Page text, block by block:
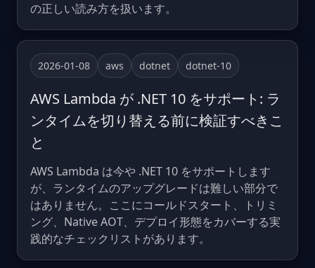
の正しい読み方を扱います。
2026-01-08 aws dotnet dotnet-10
AWS Lambda が .NET 10 をサポート: ラ
ンタイムを切り替える前に検証すべきこ
と
AWS Lambda は今や .NET 10 をサポートします
が、ランタイムのアップグレードは難しい部分で
はありません。ここにコールドスタート、トリミ
ング、Native AOT、デプロイ形態をカバーする実
践的なチェックリストがあります。